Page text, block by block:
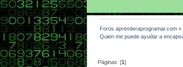
Foros aprenderaprogramar.com »
Quien me puede ayudar a
Páginas: [1]